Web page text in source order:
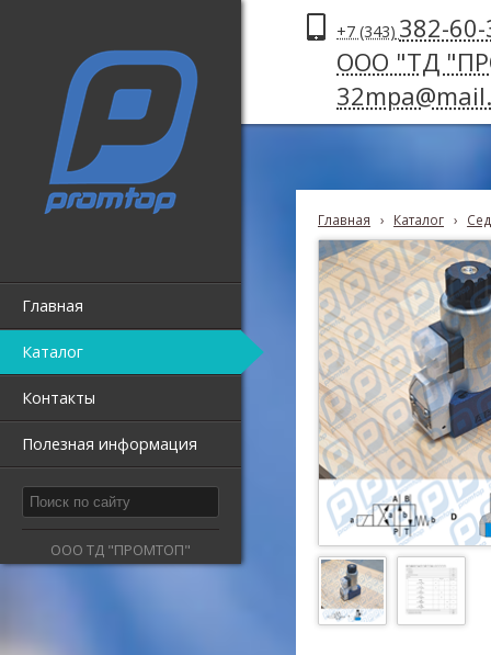
Главная
Каталог
Контакты
Полезная информация
ООО ТД "ПРОМТОП"
+7 (343) 382-
ООО "ТД
Главная › Каталог ›